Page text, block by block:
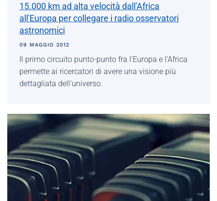
15.000 km ad alta velocità dall'Africa
all'Europa per collegare i radio osservatori
astronomici
09 MAGGIO 2012
Il primo circuito punto-punto fra l'Europa e l'Africa
permette ai ricercatori di avere una visione più
dettagliata dell'universo.